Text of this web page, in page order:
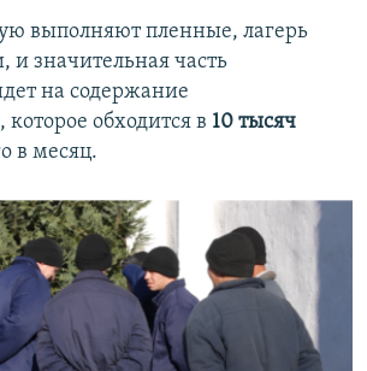
выполняют пленные, лагерь
и значительная часть
на содержание
обходится в 10 тысяч
в месяц.